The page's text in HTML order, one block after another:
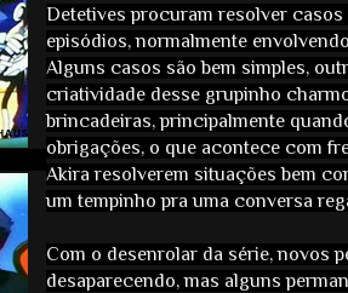
Detetives procuram resolver
episódios, normalmente
Alguns casos são bem simples,
criatividade desse grupinho
brincadeiras, principalmente
obrigações, o que acontece com
Akira resolverem situações bem
um tempinho pra uma conversa
Com o desenrolar da série, novos
desaparecendo, mas alguns